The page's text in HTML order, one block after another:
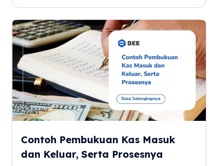
Contoh Pembukuan Kas Masuk
dan Keluar, Serta Prosesnya